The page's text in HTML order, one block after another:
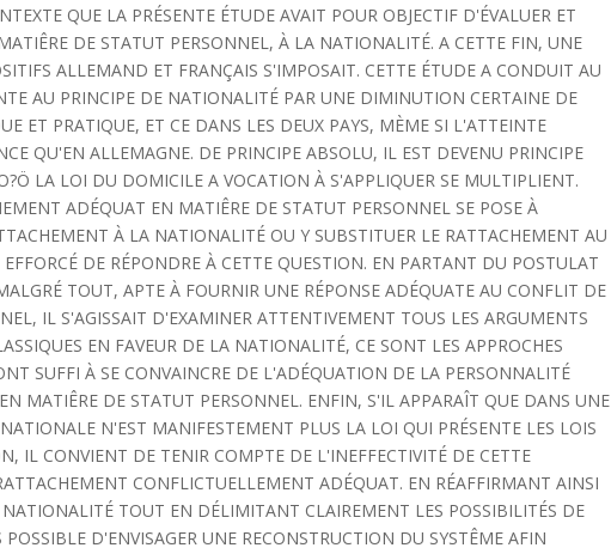
QUE LA PRÉSENTE ÉTUDE AVAIT POUR OBJECTIF D'ÉVALUER ET
DE STATUT PERSONNEL, À LA NATIONALITÉ. A CETTE FIN, UNE
ALLEMAND ET FRANÇAIS S'IMPOSAIT. CETTE ÉTUDE A CONDUIT AU
AU PRINCIPE DE NATIONALITÉ PAR UNE DIMINUTION CERTAINE DE
ET PRATIQUE, ET CE DANS LES DEUX PAYS, MÈME SI L'ATTEINTE
QU'EN ALLEMAGNE. DE PRINCIPE ABSOLU, IL EST DEVENU PRINCIPE
LA LOI DU DOMICILE A VOCATION À S'APPLIQUER SE MULTIPLIENT.
ADÉQUAT EN MATIÊRE DE STATUT PERSONNEL SE POSE À
À LA NATIONALITÉ OU Y SUBSTITUER LE RATTACHEMENT AU
DE RÉPONDRE À CETTE QUESTION. EN PARTANT DU POSTULAT
TOUT, APTE À FOURNIR UNE RÉPONSE ADÉQUATE AU CONFLIT DE
IL S'AGISSAIT D'EXAMINER ATTENTIVEMENT TOUS LES ARGUMENTS
EN FAVEUR DE LA NATIONALITÉ, CE SONT LES APPROCHES
SUFFI À SE CONVAINCRE DE L'ADÉQUATION DE LA PERSONNALITÉ
MATIÊRE DE STATUT PERSONNEL. ENFIN, S'IL APPARAÎT QUE DANS UNE
N'EST MANIFESTEMENT PLUS LA LOI QUI PRÉSENTE LES LOIS
IL CONVIENT DE TENIR COMPTE DE L'INEFFECTIVITÉ DE CETTE
CONFLICTUELLEMENT ADÉQUAT. EN RÉAFFIRMANT AINSI
TOUT EN DÉLIMITANT CLAIREMENT LES POSSIBILITÉS DE
D'ENVISAGER UNE RECONSTRUCTION DU SYSTÊME AFIN